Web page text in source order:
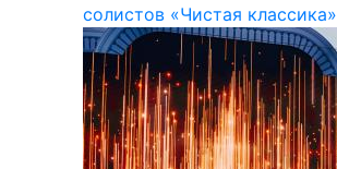
солистов «Чистая классика»